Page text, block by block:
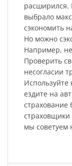
расширился.
выбрало
сэкономить
Но можно
Например,
Проверить
несогласии
Используйте
ездите на
страхование
мы советуем